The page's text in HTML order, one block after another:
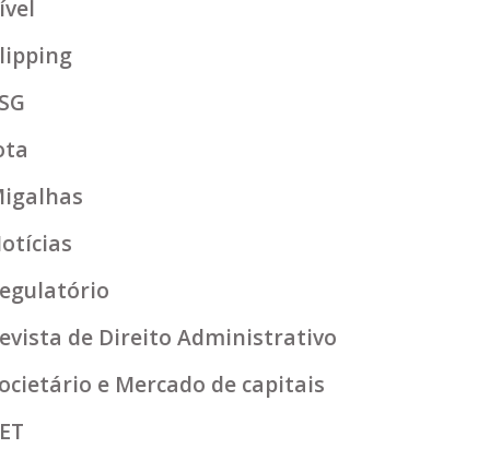
de Direito Administrativo
e Mercado de capitais